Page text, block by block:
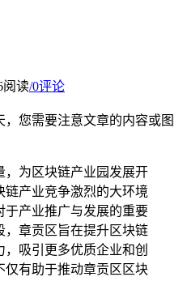
阅读/0评论
，您需要注意文章的内容或图
，为区块链产业园发展开
产业竞争激烈的大环境
于产业推广与发展的重要
，章贡区旨在提升区块链
吸引更多优质企业和创
仅有助于推动章贡区区块